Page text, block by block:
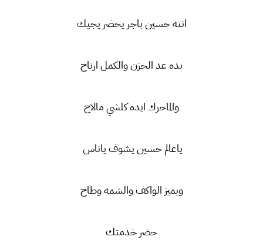
انته حسين باجر يحضر يجيك
بده عد الحزن والكمل ارتاح
والماحرك ايده كلشي مالاح
ياعالم حسين يشوف ياناس
ويميز الواكف والشمه وطاح
حضر خدمتك